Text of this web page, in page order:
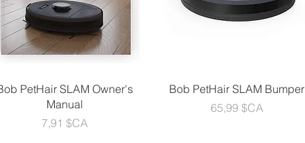
Aperçu rapide
PetHair SLAM Owner's
Manual
Prix
7,91 $CA
Aperçu rapide
Bob PetHair SLAM Bumper
Prix
65,99 $CA